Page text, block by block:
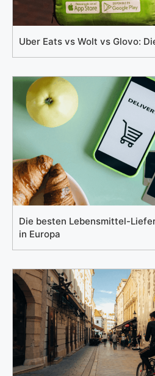
Uber Eats vs Wolt vs Glovo:
Die besten Lebensmittel-
in Europa